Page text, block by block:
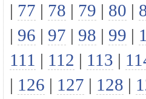
| 77 | 78 | 79 | 80 |
| 96 | 97 | 98 | 99 |
111 | 112 | 113 |
| 126 | 127 | 128 |